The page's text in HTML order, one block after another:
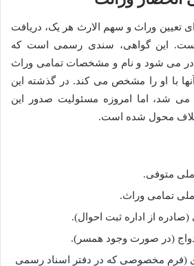
تعیین وراث و سهم الارث هر یک، دریافت
است. این گواهی، سندی رسمی است که
می شود و نام و مشخصات تمامی وراث
با او را مشخص می کند. در گذشته این
می شد، اما امروزه مسئولیت صدور این
محول شده است.
متوفی.
تمامی وراث.
از اداره ثبت احوال).
(در صورت وجود همسر).
(فرم مخصوصی که در دفتر اسناد رسمی